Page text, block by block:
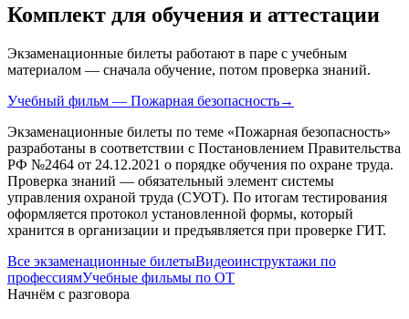
Комплект для обучения и аттестации
Экзаменационные билеты работают в паре с учебным
материалом — сначала обучение, потом проверка знаний.
Учебный фильм — Пожарная безопасность→
Экзаменационные билеты по теме «Пожарная безопасность»
разработаны в соответствии с Постановлением Правительства
РФ №2464 от 24.12.2021 о порядке обучения по охране труда.
Проверка знаний — обязательный элемент системы
управления охраной труда (СУОТ). По итогам тестирования
оформляется протокол установленной формы, который
хранится в организации и предъявляется при проверке ГИТ.
Все экзаменационные билетыВидеоинструктажи по
профессиямУчебные фильмы по ОТ
Начнём с разговора